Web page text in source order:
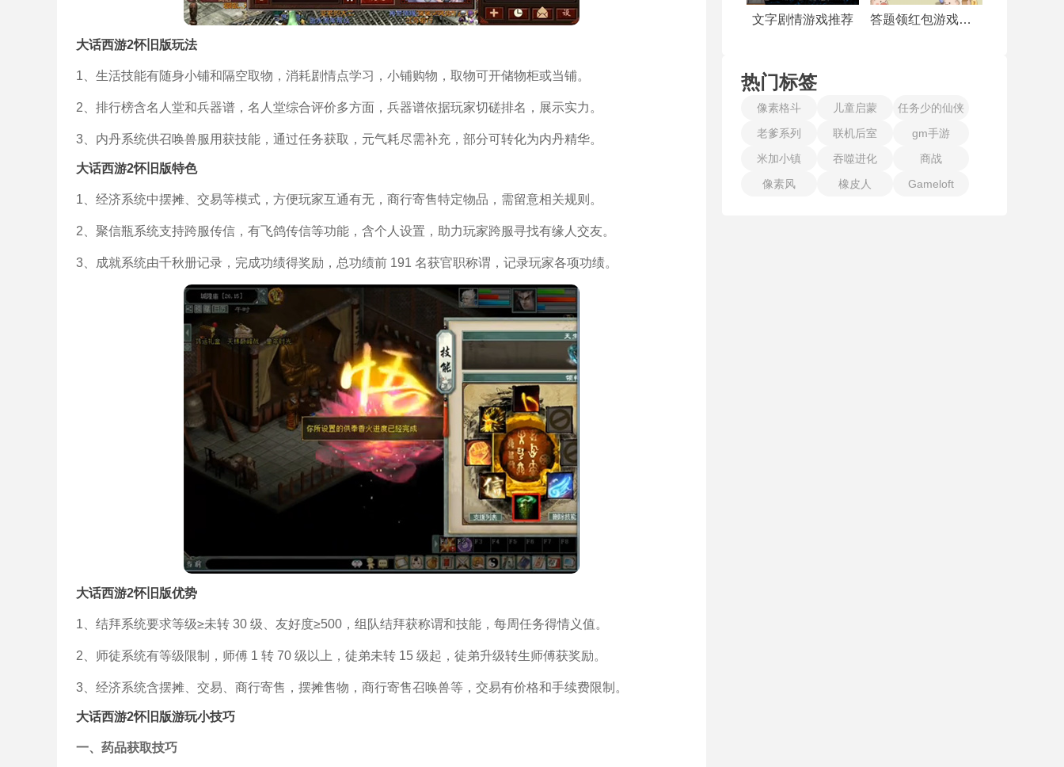
大话西游2怀旧版玩法
1、生活技能有随身小铺和隔空取物，消耗剧情点学习，小铺购物，取物可开储物柜或当铺。
2、排行榜含名人堂和兵器谱，名人堂综合评价多方面，兵器谱依据玩家切磋排名，展示实力。
3、内丹系统供召唤兽服用获技能，通过任务获取，元气耗尽需补充，部分可转化为内丹精华。
大话西游2怀旧版特色
1、经济系统中摆摊、交易等模式，方便玩家互通有无，商行寄售特定物品，需留意相关规则。
2、聚信瓶系统支持跨服传信，有飞鸽传信等功能，含个人设置，助力玩家跨服寻找有缘人交友。
3、成就系统由千秋册记录，完成功绩得奖励，总功绩前 191 名获官职称谓，记录玩家各项功绩。
大话西游2怀旧版优势
1、结拜系统要求等级≥未转 30 级、友好度≥500，组队结拜获称谓和技能，每周任务得情义值。
2、师徒系统有等级限制，师傅 1 转 70 级以上，徒弟未转 15 级起，徒弟升级转生师傅获奖励。
3、经济系统含摆摊、交易、商行寄售，摆摊售物，商行寄售召唤兽等，交易有价格和手续费限制。
大话西游2怀旧版游玩小技巧
一、药品获取技巧
文字剧情游戏推荐 答题领红包游戏合集
热门标签
像素格斗 儿童启蒙
任务少的仙侠
手游
老爹系列 联机后室
gm手游
米加小镇
吞噬进化
商战
像素风
橡皮人 Gameloft